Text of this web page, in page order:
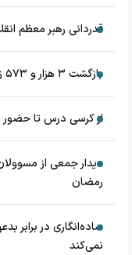
قدردانی رهبر معظم
بازگشت ۳ هزار و ۵۷۳ زائر اربعین به لرستان
از کرسی درس تا حضور
دیدار جمعی از
رمضان
ساده‌انگاری در برابر
نمی‌کند